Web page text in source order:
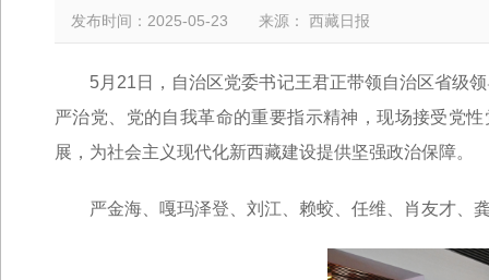
发布时间：2025-05-23 来源： 西藏日报
5月21日，自治区党委书记王君正带领自治区省级
严治党、党的自我革命的重要指示精神，现场接受党
展，为社会主义现代化新西藏建设提供坚强政治保障。
严金海、嘎玛泽登、刘江、赖蛟、任维、肖友才、